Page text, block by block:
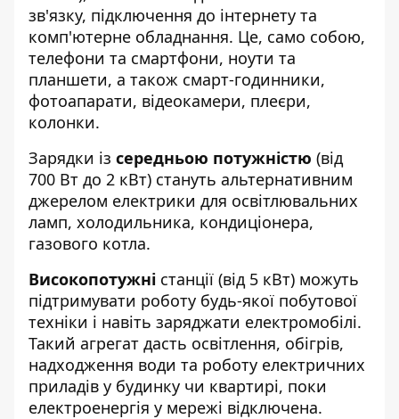
зв'язку, підключення до інтернету та
комп'ютерне обладнання. Це, само собою,
телефони та смартфони, ноути та
планшети, а також смарт-годинники,
фотоапарати, відеокамери, плеєри,
колонки.
Зарядки із середньою потужністю (від
700 Вт до 2 кВт) стануть альтернативним
джерелом електрики для освітлювальних
ламп, холодильника, кондиціонера,
газового котла.
Високопотужні станції (від 5 кВт) можуть
підтримувати роботу будь-якої побутової
техніки і навіть заряджати електромобілі.
Такий агрегат дасть освітлення, обігрів,
надходження води та роботу електричних
приладів у будинку чи квартирі, поки
електроенергія у мережі відключена.